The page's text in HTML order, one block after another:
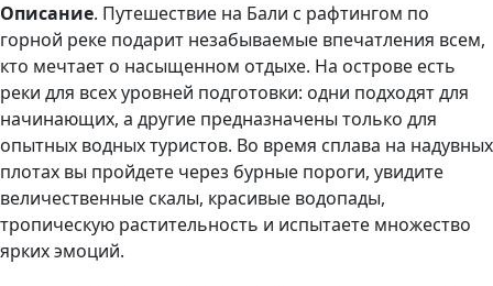
Описание. Путешествие на Бали с рафтингом по
горной реке подарит незабываемые впечатления всем,
кто мечтает о насыщенном отдыхе. На острове есть
реки для всех уровней подготовки: одни подходят для
начинающих, а другие предназначены только для
опытных водных туристов. Во время сплава на надувных
плотах вы пройдете через бурные пороги, увидите
величественные скалы, красивые водопады,
тропическую растительность и испытаете множество
ярких эмоций.